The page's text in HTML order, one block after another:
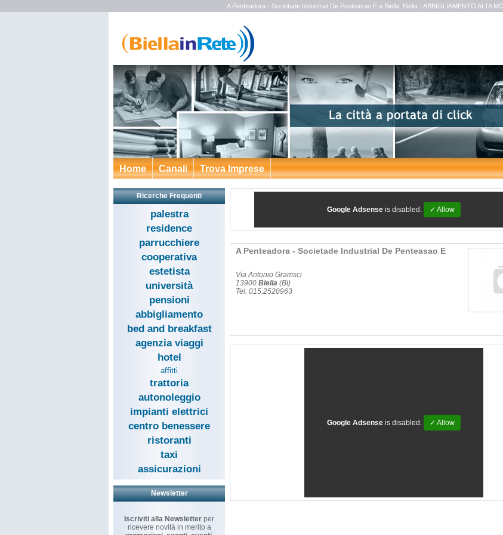
A Penteadora - Societade Industrial De Penteasao E a Biella, Biella - ABBIGLIAMENTO ALTA
Home Canali Trova Imprese
Ricerche Frequenti
palestra
residence
parrucchiere
cooperativa
estetista
università
pensioni
abbigliamento
bed and breakfast
agenzia viaggi
hotel
affitti
trattoria
autonoleggio
impianti elettrici
centro benessere
ristoranti
taxi
assicurazioni
Newsletter
Iscriviti alla Newsletter per
ricevere novità in merito a
Google Adsense is disabled. ✓ Allow
A Penteadora - Societade Industrial De Penteasao E
Via Antonio Gramsci
13900 Biella (BI)
Tel: 015.2520963
Google Adsense is disabled. ✓ Allow